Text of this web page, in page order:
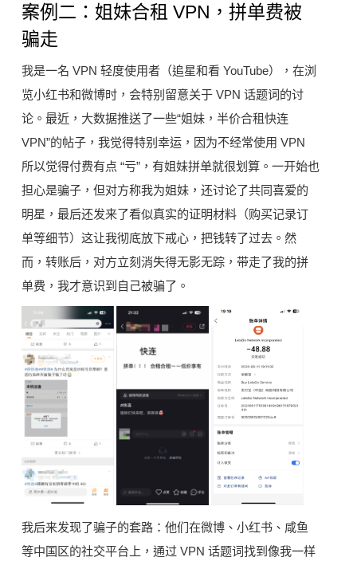
案例二：姐妹合租 VPN，拼单费被
骗走
我是一名 VPN 轻度使用者（追星和看 YouTube），在浏
览小红书和微博时，会特别留意关于 VPN 话题词的讨
论。最近，大数据推送了一些“姐妹，半价合租快连
VPN”的帖子，我觉得特别幸运，因为不经常使用 VPN
所以觉得付费有点 “亏”，有姐妹拼单就很划算。一开始也
担心是骗子，但对方称我为姐妹，还讨论了共同喜爱的
明星，最后还发来了看似真实的证明材料（购买记录订
单等细节）这让我彻底放下戒心，把钱转了过去。然
而，转账后，对方立刻消失得无影无踪，带走了我的拼
单费，我才意识到自己被骗了。
我后来发现了骗子的套路：他们在微博、小红书、咸鱼
等中国区的社交平台上，通过 VPN 话题词找到像我一样